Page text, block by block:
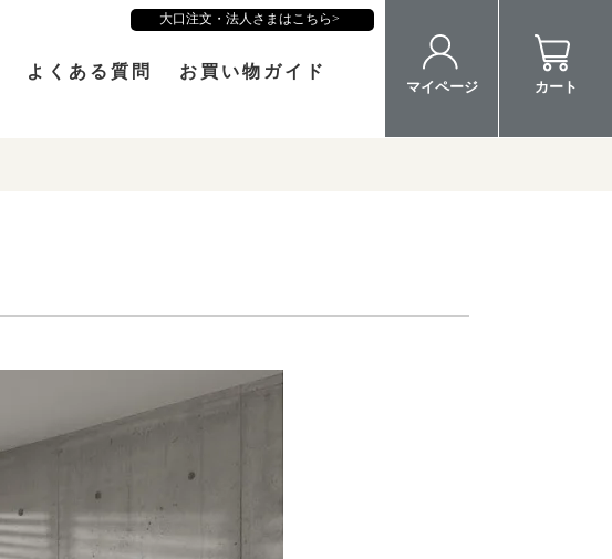
よくある質問 お買い物ガイド
大口注文・法人さまはこちら
マイページ カート